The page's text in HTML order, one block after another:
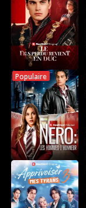
Populaire